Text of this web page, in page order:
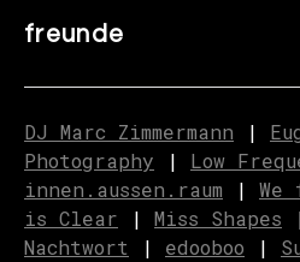
freunde
DJ Marc Zimmermann |
Photography | Low
innen.aussen.raum |
is Clear | Miss Shapes
Nachtwort | edooboo |